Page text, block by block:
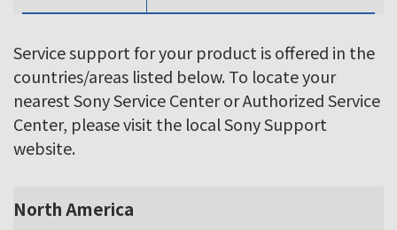
Service support for your product is offered in the
countries/areas listed below. To locate your
nearest Sony Service Center or Authorized Service
Center, please visit the local Sony Support
website.
North America